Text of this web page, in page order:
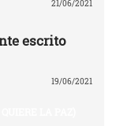
21/06/2021
escrito
19/06/2021